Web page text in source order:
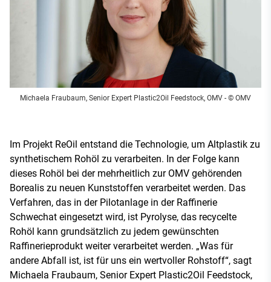
Michaela Fraubaum, Senior Expert Plastic2Oil Feedstock, OMV - © OMV
Im Projekt ReOil entstand die Technologie, um Altplastik zu
synthetischem Rohöl zu verarbeiten. In der Folge kann
dieses Rohöl bei der mehrheitlich zur OMV gehörenden
Borealis zu neuen Kunststoffen verarbeitet werden. Das
Verfahren, das in der Pilotanlage in der Raffinerie
Schwechat eingesetzt wird, ist Pyrolyse, das recycelte
Rohöl kann grundsätzlich zu jedem gewünschten
Raffinerieprodukt weiter verarbeitet werden. „Was für
andere Abfall ist, ist für uns ein wertvoller Rohstoff“, sagt
Michaela Fraubaum, Senior Expert Plastic2Oil Feedstock,